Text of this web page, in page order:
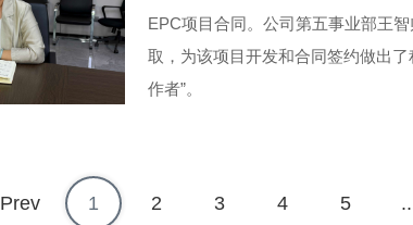
EPC项目合同。公司第五事业部王
取，为该项目开发和合同签约做出
作者”。
Prev 1 2 3 4 5